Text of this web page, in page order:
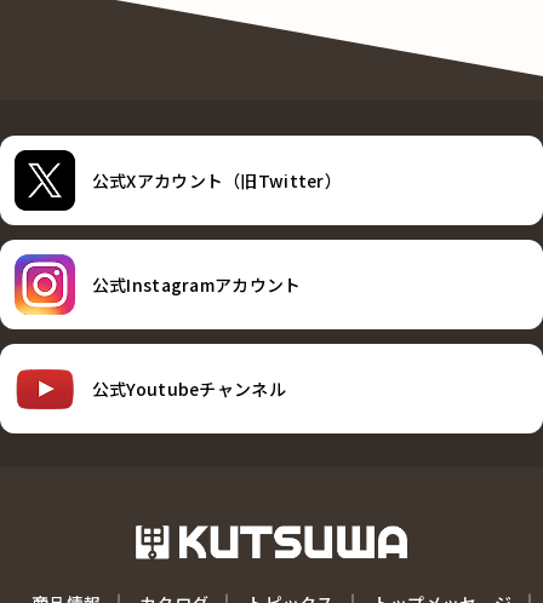
公式Xアカウント（旧Twitter）
公式Instagramアカウント
公式Youtubeチャンネル